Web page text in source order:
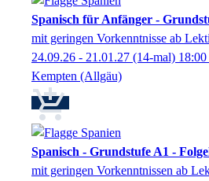
Spanisch für Anfänger -
mit geringen Vorkenntnisse ab
24.09.26 - 21.01.27 (14-mal) 18:00
Kempten (Allgäu)
Spanisch - Grundstufe A1 -
mit geringen Vorkenntnissen ab